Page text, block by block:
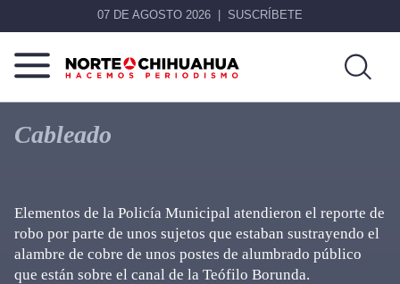
07 DE AGOSTO 2026 SUSCRÍBETE
Norte
Chihuahua
Más
que
noticias,
Cableado
Elementos de la Policía Municipal atendieron el reporte de
robo por parte de unos sujetos que estaban sustrayendo el
alambre de cobre de unos postes de alumbrado público
que están sobre el canal de la Teófilo Borunda.